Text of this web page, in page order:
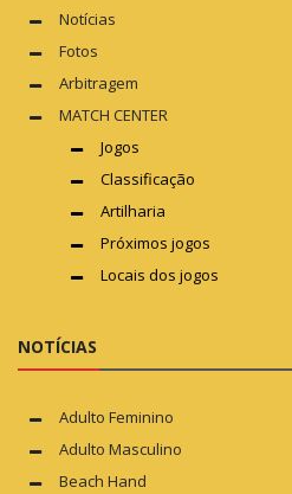
Notícias
Fotos
Arbitragem
MATCH CENTER
Jogos
Classificação
Artilharia
Próximos jogos
Locais dos jogos
NOTÍCIAS
Adulto Feminino
Adulto Masculino
Beach Hand